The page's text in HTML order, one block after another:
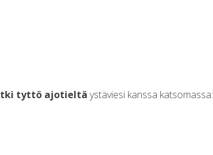
tyttö ajotieltä ystäviesi kanssa katsomassa: